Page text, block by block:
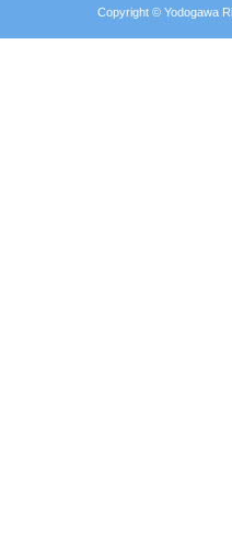
Copyright © Yodogawa